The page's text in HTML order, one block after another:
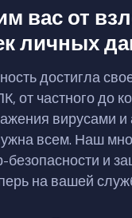
вас от
личных
достигла
от частного до
вирусами и
всем. Наш
безопасности и
на вашей